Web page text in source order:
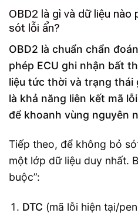
OBD2 là gì và dữ liệu nào
sót lỗi ẩn?
OBD2 là chuẩn chẩn
phép ECU ghi nhận bất
liệu tức thời và trạng thái
là khả năng liên kết mã
để khoanh vùng nguyên
Tiếp theo, để không bỏ
một lớp dữ liệu duy nhất.
buộc”:
DTC (mã lỗi hiện tại/